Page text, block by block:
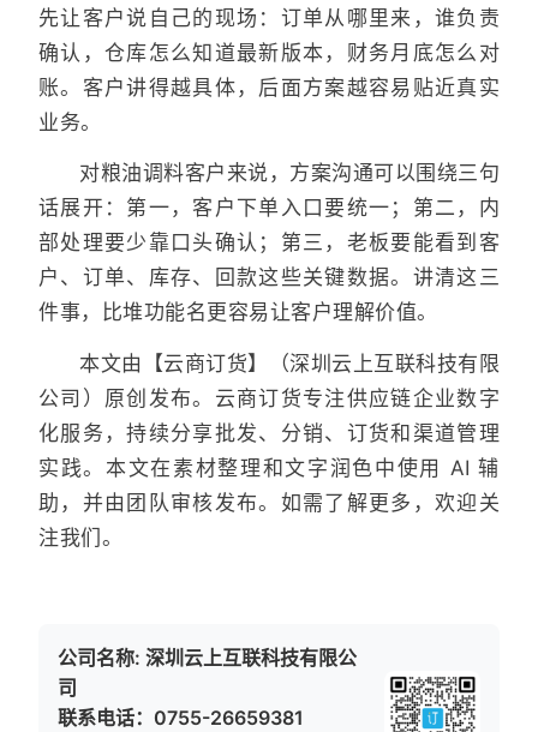
先让客户说自己的现场：订单从哪里来，谁负责
确认，仓库怎么知道最新版本，财务月底怎么对
账。客户讲得越具体，后面方案越容易贴近真实
业务。
对粮油调料客户来说，方案沟通可以围绕三句
话展开：第一，客户下单入口要统一；第二，内
部处理要少靠口头确认；第三，老板要能看到客
户、订单、库存、回款这些关键数据。讲清这三
件事，比堆功能名更容易让客户理解价值。
本文由【云商订货】（深圳云上互联科技有限
公司）原创发布。云商订货专注供应链企业数字
化服务，持续分享批发、分销、订货和渠道管理
实践。本文在素材整理和文字润色中使用 AI 辅
助，并由团队审核发布。如需了解更多，欢迎关
注我们。
公司名称: 深圳云上互联科技有限公
司
联系电话：0755-26659381